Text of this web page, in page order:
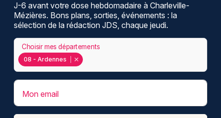
J-6 avant votre dose hebdomadaire à Charleville-
Mézières. Bons plans, sorties, événements : la
sélection de la rédaction JDS, chaque jeudi.
08 - Ardennes
Choisir mes départements
Mon email